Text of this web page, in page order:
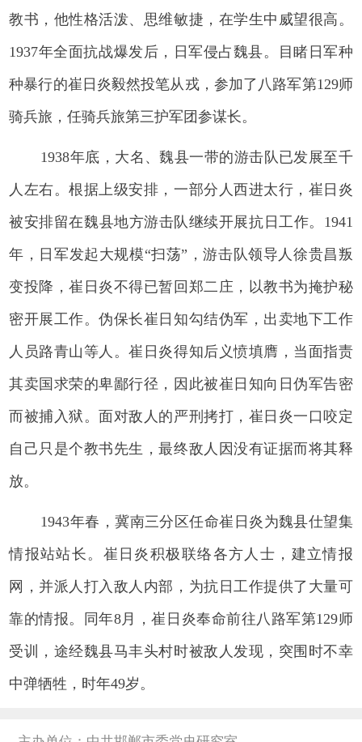
教书，他性格活泼、思维敏捷，在学生中威望很高。
1937年全面抗战爆发后，日军侵占魏县。目睹日军种
种暴行的崔日炎毅然投笔从戎，参加了八路军第129师
骑兵旅，任骑兵旅第三护军团参谋长。
1938年底，大名、魏县一带的游击队已发展至千
人左右。根据上级安排，一部分人西进太行，崔日炎
被安排留在魏县地方游击队继续开展抗日工作。1941
年，日军发起大规模“扫荡”，游击队领导人徐贵昌叛
变投降，崔日炎不得已暂回郑二庄，以教书为掩护秘
密开展工作。伪保长崔日知勾结伪军，出卖地下工作
人员路青山等人。崔日炎得知后义愤填膺，当面指责
其卖国求荣的卑鄙行径，因此被崔日知向日伪军告密
而被捕入狱。面对敌人的严刑拷打，崔日炎一口咬定
自己只是个教书先生，最终敌人因没有证据而将其释
放。
1943年春，冀南三分区任命崔日炎为魏县仕望集
情报站站长。崔日炎积极联络各方人士，建立情报
网，并派人打入敌人内部，为抗日工作提供了大量可
靠的情报。同年8月，崔日炎奉命前往八路军第129师
受训，途经魏县马丰头村时被敌人发现，突围时不幸
中弹牺牲，时年49岁。